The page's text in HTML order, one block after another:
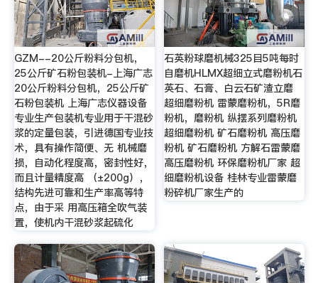
GZM--20公斤粉料分包机，
25公斤矿石粉包装机-上海广志
20公斤粉料分包机，25公斤矿
石粉包装机 上海广志仪器设备
专业生产包装机专业用于干混砂
浆的定量包装，引进德国专业技
术，具有操作简便、无 机械磨
损，自动化程度高，密封性好，
而且计量精度高 （±200g），
结构先进可靠和生产率高等特
点，由于采 用高压箱全吹气装
置，使机内干混砂浆起硫化
石英粉球磨机械325目5吨每时
自磨机HLMX超细立式磨粉机石
英石、石膏、白云石矿渣立磨
超细磨粉机 雷蒙磨粉机，5R磨
粉机，磨粉机 纵摆系列磨粉机
超细磨粉机 矿石磨粉机 高压磨
粉机 矿石磨粉机 方解石雷蒙磨
高压磨粉机 环保磨粉机厂家 超
细磨粉机设备 桂林专业雷蒙磨
粉碎机厂家生产的